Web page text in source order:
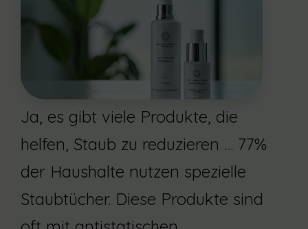
Ja, es gibt viele Produkte, die
helfen, Staub zu reduzieren … 77%
der Haushalte nutzen spezielle
Staubtücher. Diese Produkte sind